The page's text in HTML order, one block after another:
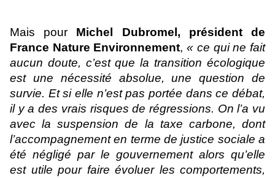
Mais pour Michel Dubromel, président de
France Nature Environnement,« ce qui ne fait
aucun doute, c’est que la transition écologique
est une nécessité absolue, une question de
survie. Et si elle n’est pas portée dans ce débat,
il y a des vrais risques de régressions. On l’a vu
avec la suspension de la taxe carbone, dont
l’accompagnement en terme de justice sociale a
été négligé par le gouvernement alors qu’elle
est utile pour faire évoluer les comportements,